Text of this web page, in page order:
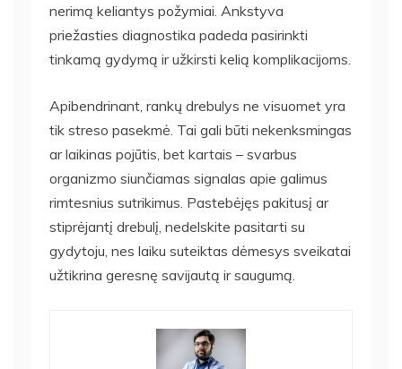
nerimą keliantys požymiai. Ankstyva
priežasties diagnostika padeda pasirinkti
tinkamą gydymą ir užkirsti kelią komplikacijoms.
Apibendrinant, rankų drebulys ne visuomet yra
tik streso pasekmė. Tai gali būti nekenksmingas
ar laikinas pojūtis, bet kartais – svarbus
organizmo siunčiamas signalas apie galimus
rimtesnius sutrikimus. Pastebėjęs pakitusį ar
stiprėjantį drebulį, nedelskite pasitarti su
gydytoju, nes laiku suteiktas dėmesys sveikatai
užtikrina geresnę savijautą ir saugumą.